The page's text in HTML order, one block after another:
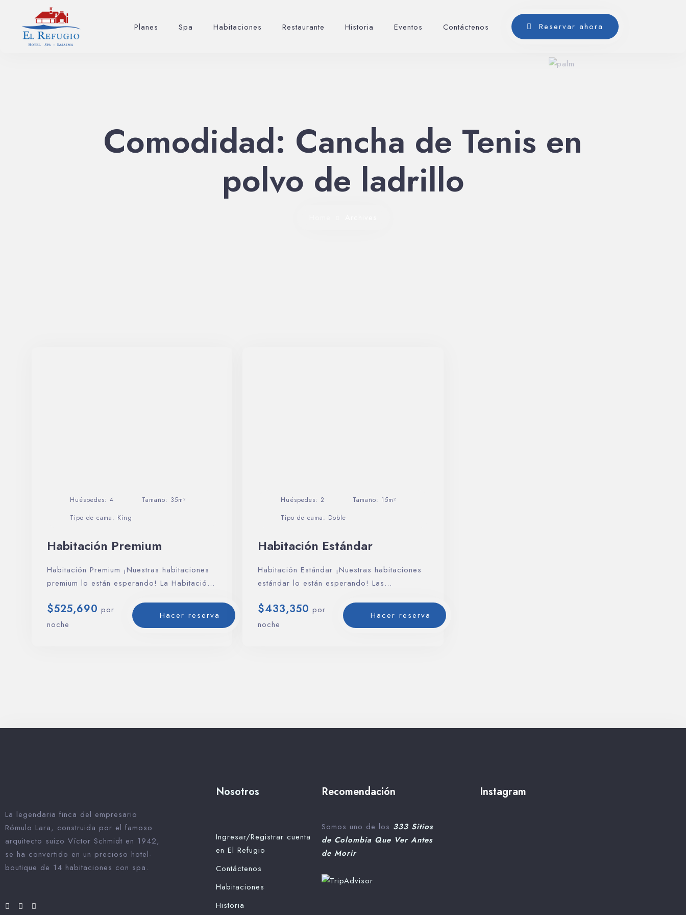
Planes Spa Habitaciones Restaurante Historia Eventos Contáctenos Reservar ahora
Comodidad: Cancha de Tenis en
polvo de ladrillo
Habitación Premium
Habitación Premium ¡Nuestras habitaciones
premium lo están esperando! La Habitación
Huéspedes: 4 Tamaño: 35m²
Tipo de cama: King
$525,690 por
noche
Hacer reserva
Habitación Estándar
Habitación Estándar ¡Nuestras habitaciones
estándar lo están esperando! Las
posibilidad…
Huéspedes: 2 Tamaño: 15m²
Tipo de cama: Doble
$433,350 por
noche
Hacer reserva
La legendaria finca del empresario
Rómulo Lara, construida por el famoso
arquitecto suizo Víctor Schmidt en 1942,
se ha convertido en un precioso hotel-
boutique de 14 habitaciones con spa.
Nosotros
Ingresar/Registrar cuenta
en El Refugio
Contáctenos
Habitaciones
Historia
Recomendación
Somos uno de los 333 Sitios
de Colombia Que Ver Antes
de Morir
Instagram
Día de llegada
Día de salida
Buscar